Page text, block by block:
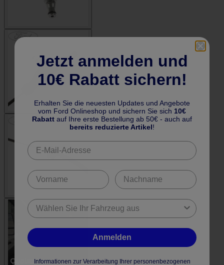
Jetzt anmelden und
10€ Rabatt sichern!
Erhalten Sie die neuesten Updates und Angebote
vom Ford Onlineshop und sichern Sie sich 10€
Rabatt auf Ihre erste Bestellung ab 50€ - auch auf
bereits reduzierte Artikel!
Anmelden
Informationen zur Verarbeitung Ihrer personenbezogenen